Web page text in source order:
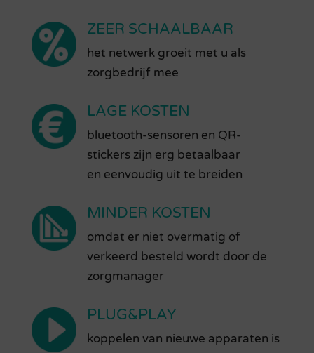
ZEER SCHAALBAAR
het netwerk groeit met u als
zorgbedrijf mee
LAGE KOSTEN
bluetooth-sensoren en QR-
stickers zijn erg betaalbaar
en eenvoudig uit te breiden
MINDER KOSTEN
omdat er niet overmatig of
verkeerd besteld wordt door de
zorgmanager
PLUG&PLAY
koppelen van nieuwe apparaten is